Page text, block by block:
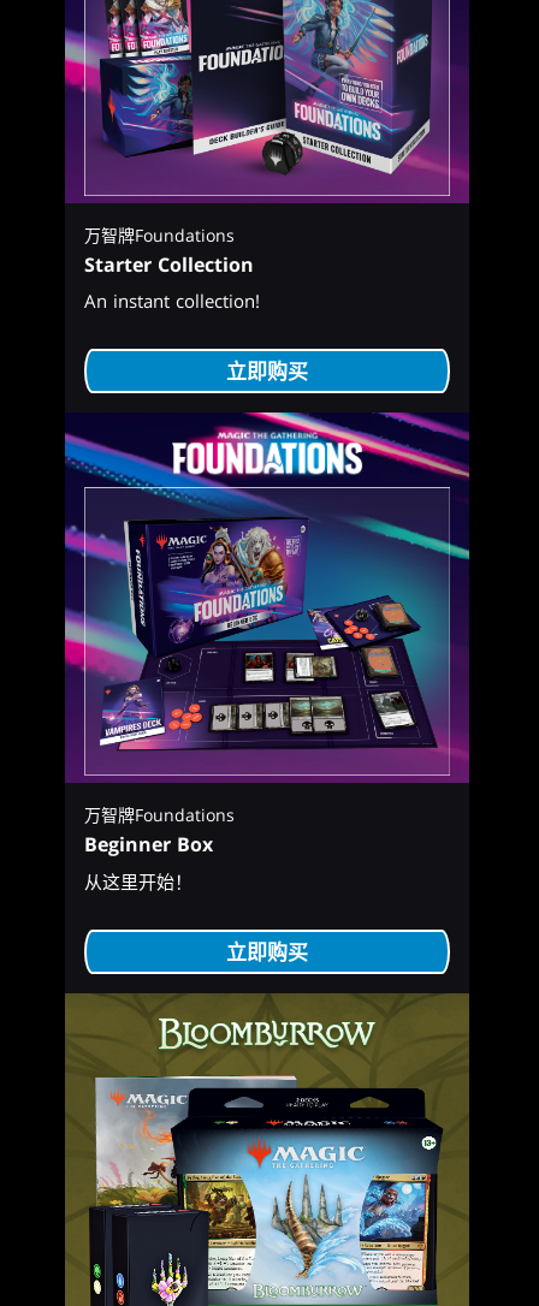
万智牌Foundations
Starter Collection
An instant collection!
立即购买
万智牌Foundations
Beginner Box
从这里开始！
立即购买